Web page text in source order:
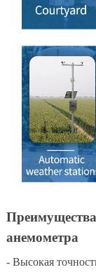
Преимущества
анемометра
- Высокая